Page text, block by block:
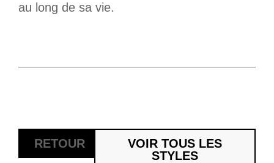
au long de sa vie.
RETOUR
VOIR TOUS LES
STYLES